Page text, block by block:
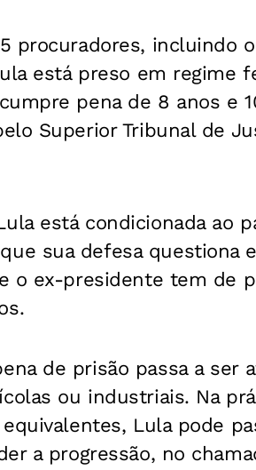
procuradores, incluindo
está preso em regime
pena de 8 anos e
Superior Tribunal de
está condicionada ao
sua defesa questiona
o ex-presidente tem de
de prisão passa a ser
ou industriais. Na
Lula pode
a progressão, no